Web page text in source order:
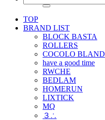
TOP
BRAND LIST
BLOCK BASTA
ROLLERS
COCOLO BLAND
have a good time
RWCHE
BEDLAM
HOMERUN
LIXTICK
MQ
３∴